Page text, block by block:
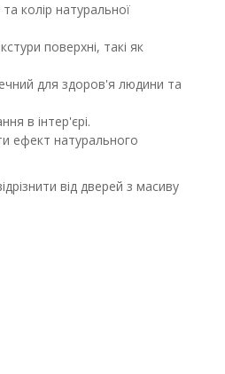
колір натуральної
поверхні, такі як
для здоров'я людини та
в інтер'єрі.
ефект натурального
від дверей з масиву